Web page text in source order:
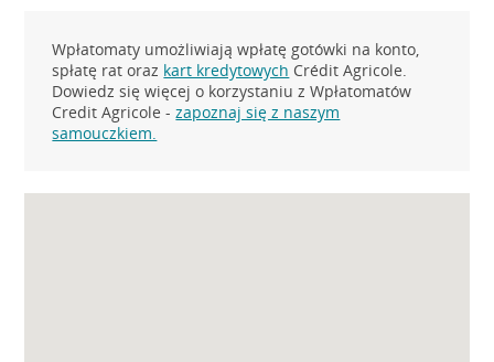
Wpłatomaty umożliwiają wpłatę gotówki na konto,
spłatę rat oraz kart kredytowych Crédit Agricole.
Dowiedz się więcej o korzystaniu z Wpłatomatów
Credit Agricole -zapoznaj się z naszym
samouczkiem.